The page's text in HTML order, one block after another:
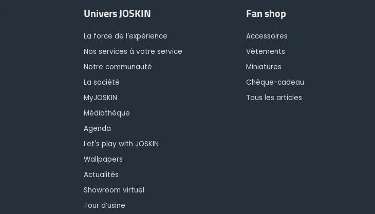
Univers JOSKIN
La force de l’expérience
Nos services à votre service
Notre communauté
La société
MyJOSKIN
Médiathèque
Agenda
Let's play with JOSKIN
Wallpapers
Actualités
Showroom virtuel
Tour d’usine
Fan shop
Accessoires
Vêtements
Miniatures
Chèque-cadeau
Tous les articles